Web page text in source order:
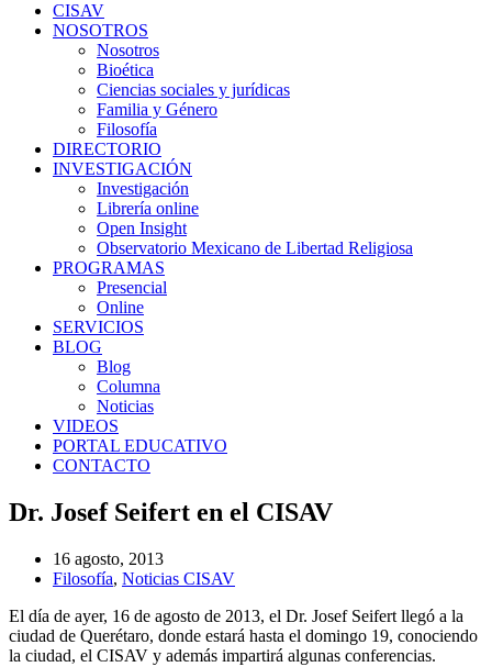
CISAV
NOSOTROS
Nosotros
Bioética
Ciencias sociales y jurídicas
Familia y Género
Filosofía
DIRECTORIO
INVESTIGACIÓN
Investigación
Librería online
Open Insight
Observatorio Mexicano de Libertad Religiosa
PROGRAMAS
Presencial
Online
SERVICIOS
BLOG
Blog
Columna
Noticias
VIDEOS
PORTAL EDUCATIVO
CONTACTO
Dr. Josef Seifert en el CISAV
16 agosto, 2013
Filosofía, Noticias CISAV
El día de ayer, 16 de agosto de 2013, el Dr. Josef Seifert llegó a la
ciudad de Querétaro, donde estará hasta el domingo 19, conociendo
la ciudad, el CISAV y además impartirá algunas conferencias.